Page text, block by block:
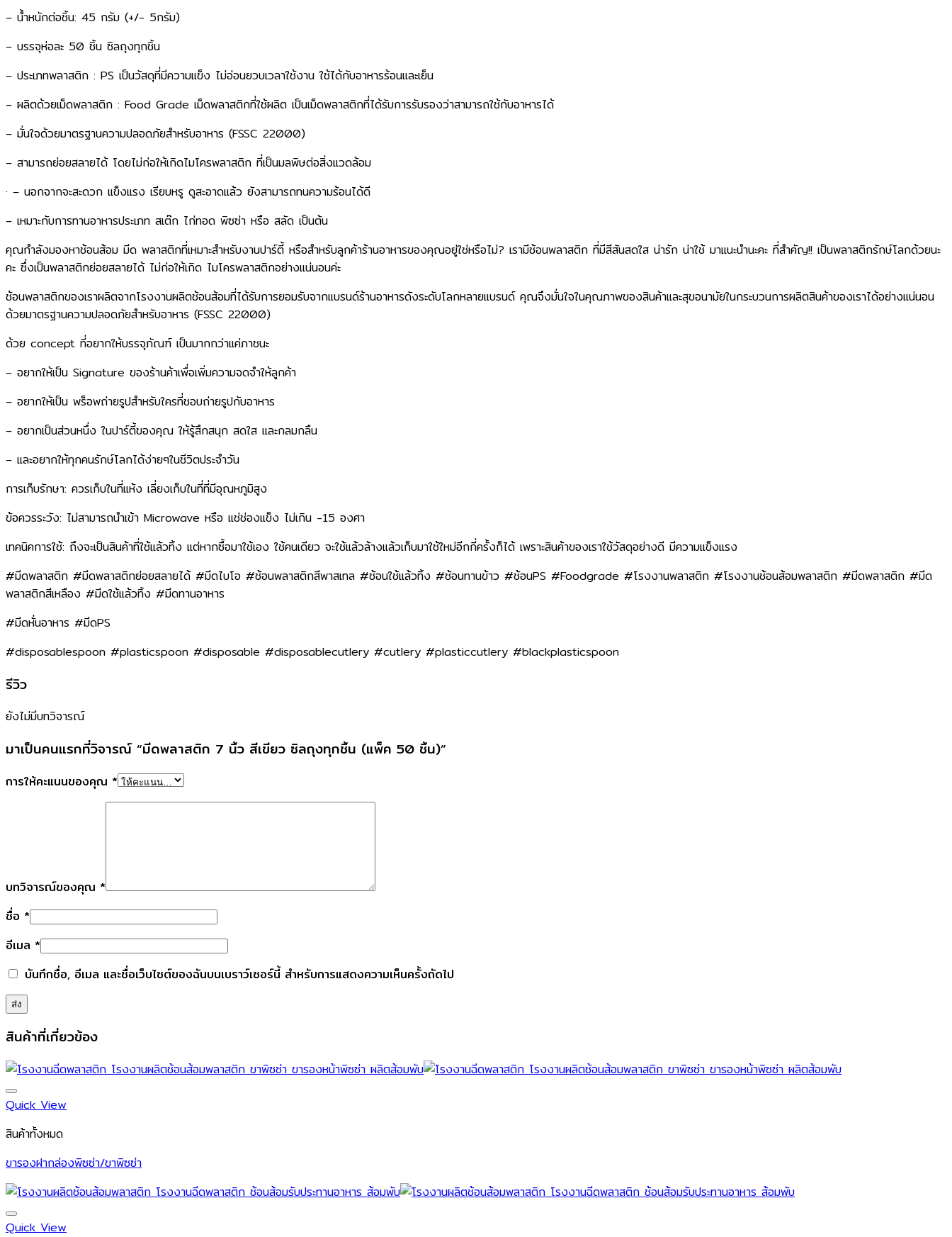
– น้ำหนักต่อชิ้น: 45 กรัม (+/- 5กรัม)
– บรรจุห่อละ 50 ชิ้น ซิลถุงทุกชิ้น
– ประเภทพลาสติก : PS เป็นวัสดุที่มีความแข็ง ไม่อ่อนยวบเวลาใช้งาน ใช้ได้กับอาหารร้อนและเย็น
– ผลิตด้วยเม็ดพลาสติก : Food Grade เม็ดพลาสติกที่ใช้ผลิต เป็นเม็ดพลาสติกที่ได้รับการรับรองว่าสามารถใช้กับอาหารได้
– มั่นใจด้วยมาตรฐานความปลอดภัยสำหรับอาหาร (FSSC 22000)
– สามารถย่อยสลายได้ โดยไม่ก่อให้เกิดไมโครพลาสติก ที่เป็นมลพิษต่อสิ่งแวดล้อม
· – นอกจากจะสะดวก แข็งแรง เรียบหรู ดูสะอาดแล้ว ยังสามารถทนความร้อนได้ดี
– เหมาะกับการทานอาหารประเภท สเต๊ก ไก่ทอด พิซซ่า หรือ สลัด เป็นต้น
คุณกำลังมองหาช้อนส้อม มีด พลาสติกที่เหมาะสำหรับงานปาร์ตี้ หรือสำหรับลูกค้าร้านอาหารของคุณอยู่ใช่หรือไม่? เรามีช้อนพลาสติก ที่มีสีสันสดใส ​น่ารัก น่าใช้ มาแนะนำนะคะ​ ที่สำคัญ!! เป็นพลาสติกรักษ์โลกด้วยนะ
คะ​ ซึ่งเป็นพลาสติกย่อยสลายได้ ​ไม่ก่อให้เกิด ไมโครพลาสติกอย่างแน่นอนค่ะ​
ช้อนพลาสติกของเราผลิตจากโรงงานผลิตช้อนส้อมที่ได้รับการยอมรับจากแบรนด์ร้านอาหารดังระดับโลกหลายแบรนด์ คุณจึงมั่นใจในคุณภาพของสินค้าและสุขอนามัยในกระบวนการผลิตสินค้าของเราได้อย่างแน่นอน
ด้วยมาตรฐานความปลอดภัยสำหรับอาหาร (FSSC 22000)
ด้วย concept ที่อยากให้บรรจุภัณฑ์ เป็นมากกว่าแค่ภาชนะ​
– อยากให้เป็น Signature ของร้านค้าเพื่อเพิ่มความจดจำให้ลูกค้า​
– อยากให้เป็น พร็อพถ่ายรูปสำหรับใครที่ชอบถ่ายรูปกับอาหาร​
– อยากเป็นส่วนหนึ่ง ในปาร์ตี้ของคุณ ให้รู้สึกสนุก สดใส และกลมกลืน​
– และอยากให้ทุกคนรักษ์โลกได้ง่ายๆในชีวิตประจำวัน
การเก็บรักษา: ควรเก็บในที่แห้ง เลี่ยงเก็บในที่ที่มีอุณหภูมิสูง
ข้อควรระวัง: ไม่สามารถนำเข้า Microwave หรือ แช่ช่องแข็ง ไม่เกิน -15 องศา
เทคนิคการใช้: ถึงจะเป็นสินค้าที่ใช้แล้วทิ้ง แต่หากซื้อมาใช้เอง ใช้คนเดียว จะใช้แล้วล้างแล้วเก็บมาใช้ใหม่อีกกี่ครั้งก็ได้ เพราะสินค้าของเราใช้วัสดุอย่างดี มีความแข็งแรง
#มีดพลาสติก #มีดพลาสติกย่อยสลายได้ #มีดไบโอ #ช้อนพลาสติกสีพาสเทล #ช้อนใช้แล้วทิ้ง #ช้อนทานข้าว #ช้อนPS #Foodgrade #โรงงานพลาสติก #โรงงานช้อนส้อมพลาสติก #มีดพลาสติก #มีด
พลาสติกสีเหลือง #มีดใช้แล้วทิ้ง #มีดทานอาหาร
#มีดหั่นอาหาร #มีดPS
#disposablespoon #plasticspoon #disposable #disposablecutlery #cutlery #plasticcutlery #blackplasticspoon
รีวิว
ยังไม่มีบทวิจารณ์
มาเป็นคนแรกที่วิจารณ์ “มีดพลาสติก 7 นิ้ว สีเขียว ซิลถุงทุกชิ้น (แพ็ค 50 ชิ้น)”
การให้คะแนนของคุณ *
บทวิจารณ์ของคุณ *
ชื่อ *
อีเมล *
บันทึกชื่อ, อีเมล และชื่อเว็บไซต์ของฉันบนเบราว์เซอร์นี้ สำหรับการแสดงความเห็นครั้งถัดไป
สินค้าที่เกี่ยวข้อง
Quick View
สินค้าทั้งหมด
ขารองฝากล่องพิซซ่า/ขาพิซซ่า
Quick View